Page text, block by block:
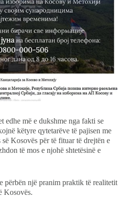
edhe më e dukshme nga fakti se
këtyre qytetarëve të pajisen me
Kosovës për të fituar të drejtën e
të mos e njohë shtetësinë e
përbën një pranim praktik të realitetit
Kosovës.